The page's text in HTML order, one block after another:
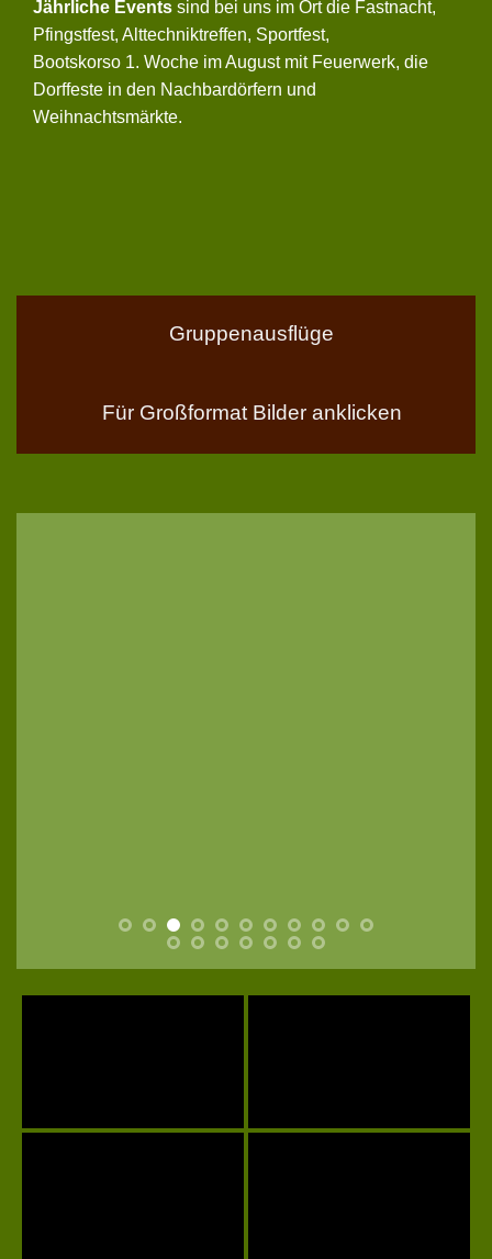
Jährliche Events sind bei uns im Ort die Fastnacht,
Pfingstfest, Alttechniktreffen, Sportfest,
Bootskorso 1. Woche im August mit Feuerwerk, die
Dorffeste in den Nachbardörfern und
Weihnachtsmärkte.
Gruppenausflüge
Für Großformat Bilder anklicken